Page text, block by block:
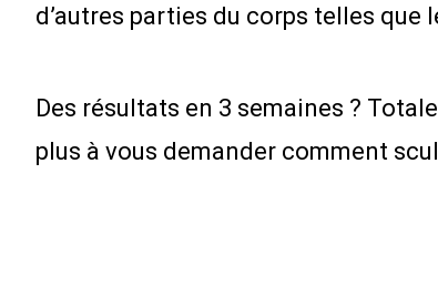
d’autres parties du corps telles que
Des résultats en 3 semaines ?
plus à vous demander comment